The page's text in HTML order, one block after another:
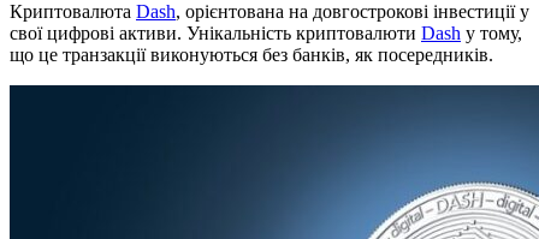
Криптовалюта Dash, орієнтована на довгострокові інвестиції у
свої цифрові активи. Унікальність криптовалюти Dash у тому,
що це транзакції виконуються без банків, як посередників.